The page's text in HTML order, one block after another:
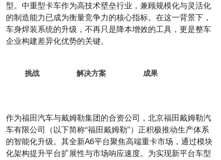
型。中重型卡车作为高技术壁垒行业，兼顾规模化与灵活化
的制造能力已成为衡量竞争力的核心指标。在这一背景下，
车身焊装系统的升级，不再只是降本增效的工具，更是整车
企业构建差异化优势的关键。
挑战 解决方案 成果
作为福田汽车与戴姆勒集团的合资公司，北京福田戴姆勒汽
车有限公司（以下简称“福田戴姆勒”）正积极推动生产体系
的智能化升级。其全新A6平台聚焦高端重卡市场，通过模块
化架构提升平台扩展性与市场响应速度。为实现新平台车型